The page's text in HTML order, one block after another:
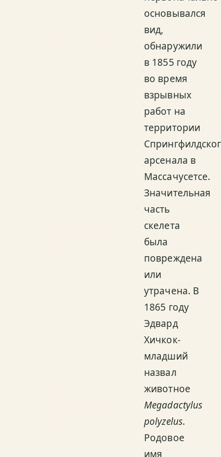
основывался
вид,
обнаружили
в 1855 году
во время
взрывных
работ на
территории
арсенала в
Массачусетсе.
Значительная
часть
скелета
была
повреждена
или
утрачена. В
1865 году
Эдвард
Хичкок-
младший
назвал
животное
Megadactylus
polyzelus.
Родовое
имя